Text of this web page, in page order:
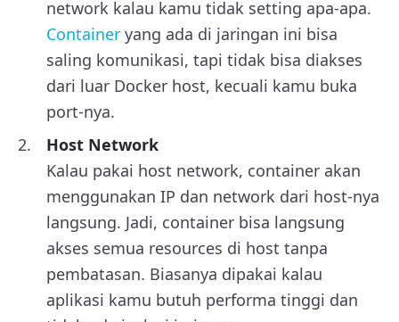
network kalau kamu tidak setting apa-apa.
Container yang ada di jaringan ini bisa
saling komunikasi, tapi tidak bisa diakses
dari luar Docker host, kecuali kamu buka
port-nya.
Host Network
Kalau pakai host network, container akan
menggunakan IP dan network dari host-nya
langsung. Jadi, container bisa langsung
akses semua resources di host tanpa
pembatasan. Biasanya dipakai kalau
aplikasi kamu butuh performa tinggi dan